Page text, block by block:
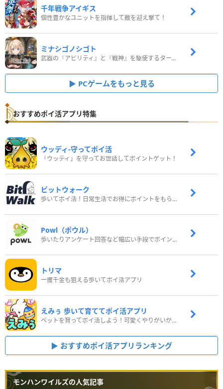
千年戦争アイギス
個性豊かなユニットを指揮して敵を迎え撃て！
ミナシゴノシゴト
武器の『アビリティ』と『戦神』を駆使するターン制コマンドバトルRPG！
PCゲームをもっと見る
おすすめポイ活アプリ特集
ウッディ‐守ってポイ活
「ウッディ」を守ってお世話してポイントゲット！
ビットウォーク
歩いてポイ活！日常生活でお得にポイントをもらおう
Powl（ポウル）
歩いたりアンケート回答など幅広い手段でポイントをゲット
トリマ
一攫千金も狙える歩いてポイ活アプリ
えみぅ 歩いて育ててポイ活アプリ
ペットを育ってポイ活しよう！可愛くやりがいがある新感覚アプリ
おすすめポイ活アプリランキング
モンハンワイルズの人気記事